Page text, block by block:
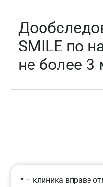
SMILE по
не более 3
* – клиника вправе